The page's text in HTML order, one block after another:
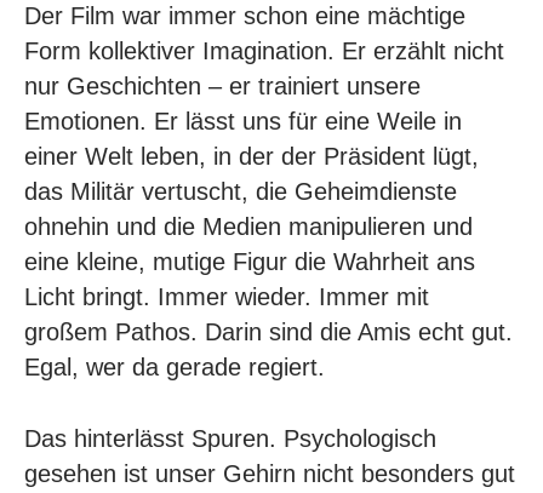
Der Film war immer schon eine mächtige
Form kollektiver Imagination. Er erzählt nicht
nur Geschichten – er trainiert unsere
Emotionen. Er lässt uns für eine Weile in
einer Welt leben, in der der Präsident lügt,
das Militär vertuscht, die Geheimdienste
ohnehin und die Medien manipulieren und
eine kleine, mutige Figur die Wahrheit ans
Licht bringt. Immer wieder. Immer mit
großem Pathos. Darin sind die Amis echt gut.
Egal, wer da gerade regiert.
Das hinterlässt Spuren. Psychologisch
gesehen ist unser Gehirn nicht besonders gut